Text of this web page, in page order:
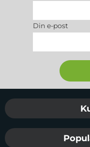
Din e-post
Sidfot